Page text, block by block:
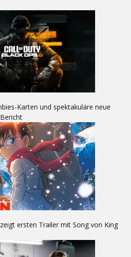
Karten und spektakuläre neue
ersten Trailer mit Song von King